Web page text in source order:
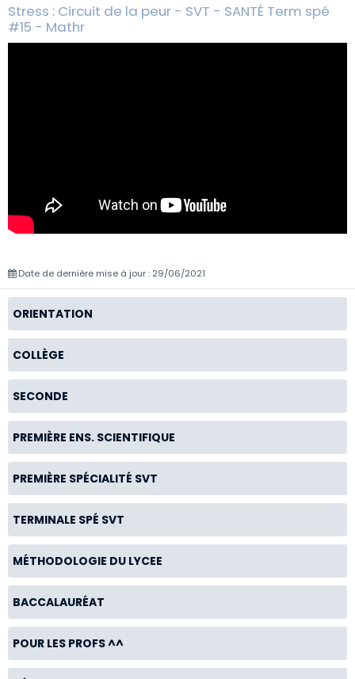
Stress : Circuit de la peur - SVT - SANTÉ Term spé
#15 - Mathr
Date de dernière mise à jour : 29/06/2021
ORIENTATION
COLLÈGE
SECONDE
PREMIÈRE ENS. SCIENTIFIQUE
PREMIÈRE SPÉCIALITÉ SVT
TERMINALE SPÉ SVT
MÉTHODOLOGIE DU LYCEE
BACCALAURÉAT
POUR LES PROFS ^^